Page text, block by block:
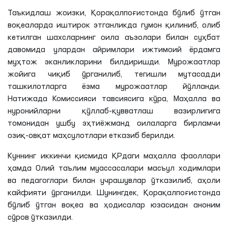
Таъкидлаш жоизки, Қорақалпоғистонда бўлиб ўтган
воқеаларда иштирокэтганликда гумон қилиниб, олиб
кетилган шахсларнинг оила аъзолари билан суҳбат
давомида улардан айримлари ижтимоий ёрдамга
муҳтожэканликларини билдиришди. Мурожаатлар
жойига чиқиб ўрганилиб, тегишли мутасадди
ташкилотларга ёзма мурожаатлар йўлланди.
Натижада Комиссияси тавсиясига кўра, Маҳалла ва
нуронийларни қўллаб-қувватлаш вазирлигига
томонидан ушбу эҳтиёжманд оилаларга бирламчи
озиқ-овқат маҳсулотлари етказиб берилди.
Куннинг иккинчи қисмида ҚРдаги маҳалла фаоллари
ҳамда Олий таълим муассасалари масъул ходимлари
ва педагоглари билан учрашувлар ўтказилиб, аҳоли
кайфияти ўрганилди. Шунингдек, Қорақалпоғистонда
бўлиб ўтган воқеа ва ҳодисалар юзасидан аноним
сўров ўтказилди.